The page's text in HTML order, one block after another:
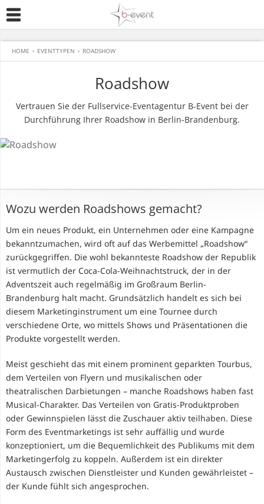
Roadshow
Vertrauen Sie der Fullservice-Eventagentur B-Event bei der
Durchführung Ihrer Roadshow in Berlin-Brandenburg.
HOME › EVENTTYPEN › ROADSHOW
Wozu werden Roadshows gemacht?
Um ein neues Produkt, ein Unternehmen oder eine Kampagne
bekanntzumachen, wird oft auf das Werbemittel „Roadshow“
zurückgegriffen. Die wohl bekannteste Roadshow der Republik
ist vermutlich der Coca-Cola-Weihnachtstruck, der in der
Adventszeit auch regelmäßig im Großraum Berlin-
Brandenburg halt macht. Grundsätzlich handelt es sich bei
diesem Marketinginstrument um eine Tournee durch
verschiedene Orte, wo mittels Shows und Präsentationen die
Produkte vorgestellt werden.
Meist geschieht das mit einem prominent geparkten Tourbus,
dem Verteilen von Flyern und musikalischen oder
theatralischen Darbietungen – manche Roadshows haben fast
Musical-Charakter. Das Verteilen von Gratis-Produktproben
oder Gewinnspielen lässt die Zuschauer aktiv teilhaben. Diese
Form des Eventmarketings ist sehr auffällig und wurde
konzeptioniert, um die Bequemlichkeit des Publikums mit dem
Marketingerfolg zu koppeln. Außerdem ist ein direkter
Austausch zwischen Dienstleister und Kunden gewährleistet –
der Kunde fühlt sich angesprochen.